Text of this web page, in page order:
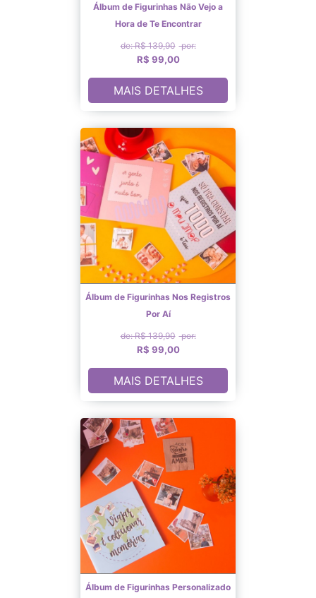
Álbum de Figurinhas Não Vejo a
Hora de Te Encontrar
de: R$ 139,90 por:
R$ 99,00
MAIS DETALHES
Álbum de Figurinhas Nos Registros
Por Aí
de: R$ 139,90 por:
R$ 99,00
MAIS DETALHES
Álbum de Figurinhas Personalizado